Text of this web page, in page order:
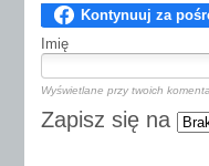
Imię
Wyświetlane przy twoich
Zapisz się na